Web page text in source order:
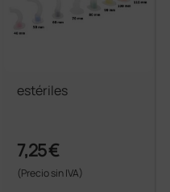
estériles
7,25 €
(Precio sin IVA)